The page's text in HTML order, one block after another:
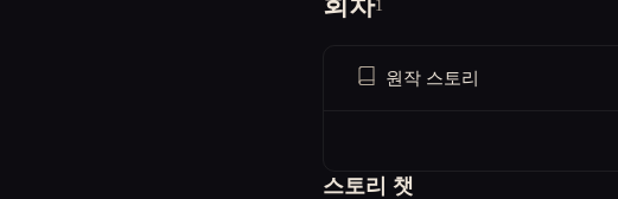
1
원작 스토리
스토리 챗